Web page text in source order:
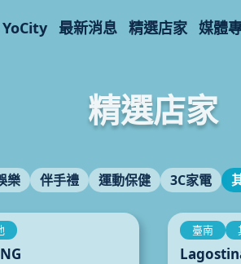
最新消息 精選店家 媒體
精選店家
樂 伴手禮 運動保健 3C家電
臺南